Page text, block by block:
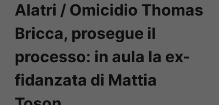
Alatri / Omicidio Thomas
Bricca, prosegue il
processo: in aula la ex-
fidanzata di Mattia